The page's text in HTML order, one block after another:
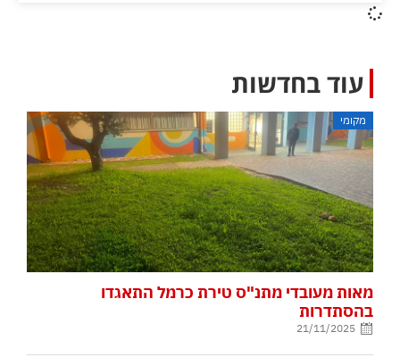
עוד בחדשות
מקומי
מאות מעובדי מתנ"ס טירת כרמל התאגדו
בהסתדרות
21/11/2025